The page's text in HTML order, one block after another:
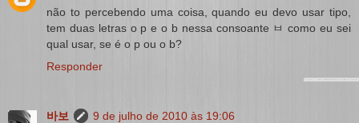
não to percebendo uma coisa, quando eu devo usar tipo,
tem duas letras o p e o b nessa consoante ㅂ como eu sei
qual usar, se é o p ou o b?
Responder
바보
9 de julho de 2010 às 19:06